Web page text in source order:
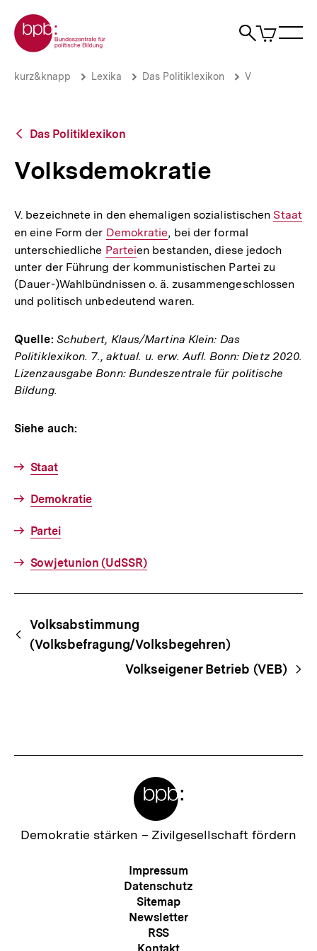
zum
Seiteninhalt
springen
Zur Startseite der bpb
Suche
Artikel
im
Volksdemokratie
Brotkrümelnavigation
Pfadnavigation
kurz&knapp Lexika Das Politiklexikon V
Zurück
Übersicht
Das Politiklexikon
Volksdemokratie
V. bezeichnete in den ehemaligen sozialistischen Interner
Staat
en eine Form der Interner
Link:
Demokratie, bei der formal
unterschiedliche Interner
Link:
Parteien bestanden, diese jedoch
unter der Führung der kommunistischen Partei zu
(Dauer-)Wahlbündnissen o. ä. zusammengeschlossen
und politisch unbedeutend waren.
Quelle: Schubert, Klaus/Martina Klein: Das
Politiklexikon. 7., aktual. u. erw. Aufl. Bonn: Dietz 2020.
Lizenzausgabe Bonn: Bundeszentrale für politische
Bildung.
Siehe auch:
Staat
Demokratie
Partei
Sowjetunion (UdSSR)
Begriffsnavigation
Content-
Navigation
Volksabstimmung
(Volksbefragung/Volksbegehren)
Volkseigener Betrieb (VEB)
Zur
Demokratie stärken – Zivilgesellschaft fördern
Meta-
Navigation
Impressum
Datenschutz
Sitemap
Newsletter
RSS